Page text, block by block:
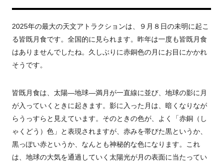
2025年の最大の天文アトラクションは、９月８日の未明に起こ
る皆既月食です。全国的に見られます。昨年は一度も皆既月食
はありませんでしたね。久しぶりに赤銅色の月にお目にかかれ
そうです。
皆既月食は、太陽—地球—満月が一直線に並び、地球の影に月
が入っていくときに起きます。影に入った月は、暗くなりなが
らうっすらと見えています。そのときの色が、よく「赤銅（し
ゃくどう）色」と表現されますが、赤みを帯びた黒というか、
黒っぽい赤というか、なんとも神秘的な色になります。これ
は、地球の大気を通過していく太陽光が月の表面に当たってい